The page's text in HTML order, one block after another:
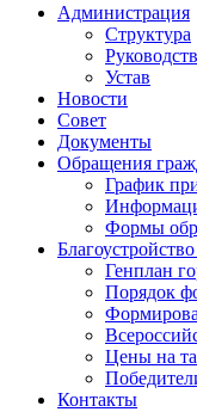
Администрация
Структура
Устав
Новости
Совет
Документы
Обращения
График
Формы
Генплан
Порядок
Цены на
Контакты